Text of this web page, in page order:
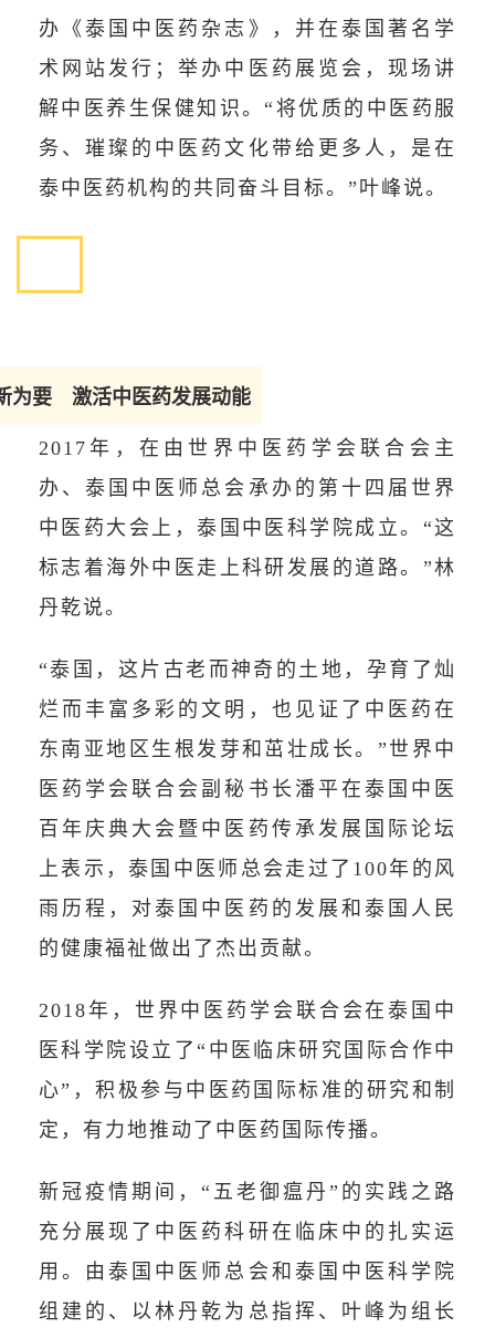
办《泰国中医药杂志》，并在泰国著名学
术网站发行；举办中医药展览会，现场讲
解中医养生保健知识。“将优质的中医药服
务、璀璨的中医药文化带给更多人，是在
泰中医药机构的共同奋斗目标。”叶峰说。
为要 激活中医药发展动能
2017年，在由世界中医药学会联合会主
办、泰国中医师总会承办的第十四届世界
中医药大会上，泰国中医科学院成立。“这
标志着海外中医走上科研发展的道路。”林
丹乾说。
“泰国，这片古老而神奇的土地，孕育了灿
烂而丰富多彩的文明，也见证了中医药在
东南亚地区生根发芽和茁壮成长。”世界中
医药学会联合会副秘书长潘平在泰国中医
百年庆典大会暨中医药传承发展国际论坛
上表示，泰国中医师总会走过了100年的风
雨历程，对泰国中医药的发展和泰国人民
的健康福祉做出了杰出贡献。
2018年，世界中医药学会联合会在泰国中
医科学院设立了“中医临床研究国际合作中
心”，积极参与中医药国际标准的研究和制
定，有力地推动了中医药国际传播。
新冠疫情期间，“五老御瘟丹”的实践之路
充分展现了中医药科研在临床中的扎实运
用。由泰国中医师总会和泰国中医科学院
组建的、以林丹乾为总指挥、叶峰为组长